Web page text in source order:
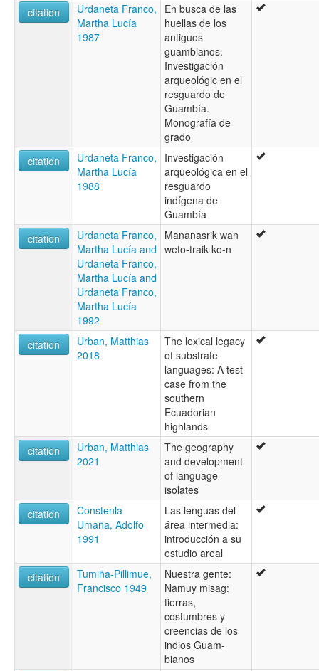
citation
Urdaneta Franco,
Martha Lucía
1987
En busca de las
huellas de los
antiguos
guambianos.
Investigación
arqueológic en el
resguardo de
Guambía.
Monografía de
grado
citation
Urdaneta Franco,
Martha Lucía
1988
Investigación
arqueológica en el
resguardo
indígena de
Guambía
citation
Urdaneta Franco,
Martha Lucía and
Urdaneta Franco,
Martha Lucía and
Urdaneta Franco,
Martha Lucía
1992
Mananasrik wan
weto-traik ko-n
citation
Urban, Matthias
2018
The lexical legacy
of substrate
languages: A test
case from the
southern
Ecuadorian
highlands
citation
Urban, Matthias
2021
The geography
and development
of language
isolates
citation
Constenla
Umaña, Adolfo
1991
Las lenguas del
área intermedia:
introducción a su
estudio areal
citation
Tumiña-Pillimue,
Francisco 1949
Nuestra gente:
Namuy misag:
tierras,
costumbres y
creencias de los
indios Guam-
bianos